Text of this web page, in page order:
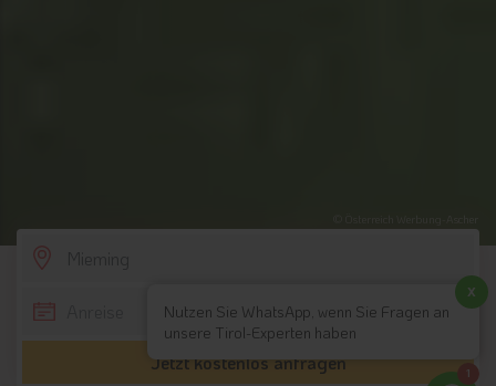
SCROLL DOWN
Jetzt kostenlos anfragen 1
Nutzen Sie WhatsApp, wenn Sie Fragen an
unsere Tirol-Experten haben
x